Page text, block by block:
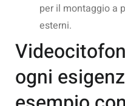
per il montaggio a
esterni.
ogni